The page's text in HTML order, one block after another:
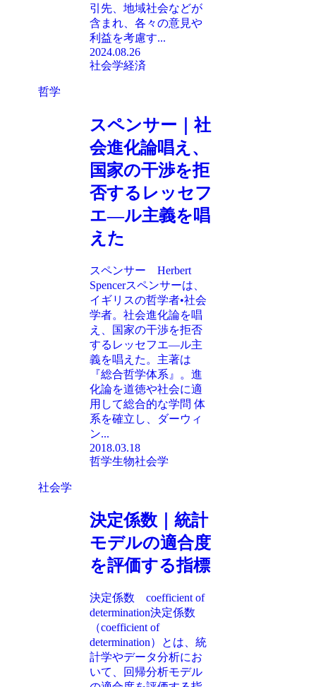
引先、地域社会などが
含まれ、各々の意見や
利益を考慮す...
2024.08.26
社会学経済
哲学
スペンサー｜社
会進化論唱え、
国家の干渉を拒
否するレッセフ
エ—ル主義を唱
えた
スペンサー Herbert
Spencerスペンサーは、
イギリスの哲学者•社会
学者。社会進化論を唱
え、国家の干渉を拒否
するレッセフエ—ル主
義を唱えた。主著は
『総合哲学体系』。進
化論を道徳や社会に適
用して総合的な学問 体
系を確立し、ダーウィ
ン...
2018.03.18
哲学生物社会学
社会学
決定係数｜統計
モデルの適合度
を評価する指標
決定係数 coefficient of
determination決定係数
（coefficient of
determination）とは、統
計学やデータ分析にお
いて、回帰分析モデル